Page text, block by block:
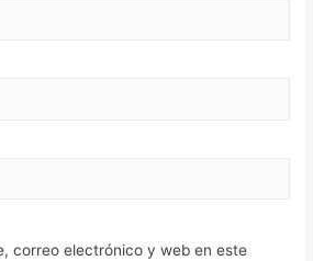
correo electrónico y web en este